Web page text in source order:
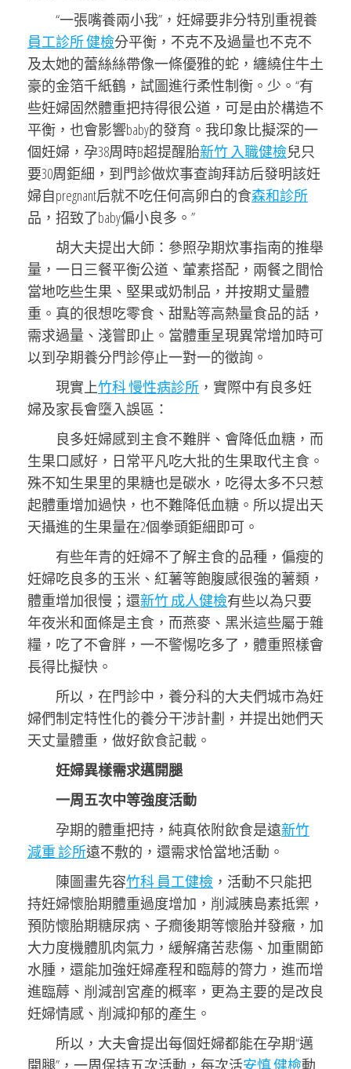
“一張嘴養兩小我”，妊婦要非分特別重視養
員工診所 健檢分平衡，不克不及過量也不克不
及太她的蕾絲絲帶像一條優雅的蛇，纏繞住牛土
豪的金箔千紙鶴，試圖進行柔性制衡。少。“有
些妊婦固然體重把持得很公道，可是由於構造不
平衡，也會影響baby的發育。我印象比擬深的一
個妊婦，孕38周時B超提醒胎新竹 入職健檢兒只
要30周鉅細，到門診做炊事查詢拜訪后發明該妊
婦自pregnant后就不吃任何高卵白的食森和診所
品，招致了baby偏小良多。”
胡大夫提出大師：參照孕期炊事指南的推舉
量，一日三餐平衡公道、葷素搭配，兩餐之間恰
當地吃些生果、堅果或奶制品，并按期丈量體
重。真的很想吃零食、甜點等高熱量食品的話，
需求過量、淺嘗即止。當體重呈現異常增加時可
以到孕期養分門診停止一對一的徵詢。
現實上竹科 慢性病診所 ，實際中有良多妊
婦及家長會墮入誤區：
良多妊婦感到主食不難胖、會降低血糖，而
生果口感好，日常平凡吃大批的生果取代主食。
殊不知生果里的果糖也是碳水，吃得太多不只惹
起體重增加過快，也不難降低血糖。所以提出天
天攝進的生果量在2個拳頭鉅細即可。
有些年青的妊婦不了解主食的品種，偏瘦的
妊婦吃良多的玉米、紅薯等飽腹感很強的薯類，
體重增加很慢；還新竹 成人健檢有些以為只要
年夜米和面條是主食，而燕麥、黑米這些屬于雜
糧，吃了不會胖，一不警惕吃多了，體重照樣會
長得比擬快。
所以，在門診中，養分科的大夫們城市為妊
婦們制定特性化的養分干涉計劃，并提出她們天
天丈量體重，做好飲食記載。
妊婦異樣需求邁開腿
一周五次中等強度活動
孕期的體重把持，純真依附飲食是遠新竹
減重 診所遠不敷的，還需求恰當地活動。
陳圖畫先容竹科 員工健檢 ，活動不只能把
持妊婦懷胎期體重過度增加，削減胰島素抵禦，
預防懷胎期糖尿病、子癇後期等懷胎并發癥，加
大力度機體肌肉氣力，緩解痛苦悲傷、加重關節
水腫，還能加強妊婦產程和臨蓐的膂力，進而增
進臨蓐、削減剖宮產的概率，更為主要的是改良
妊婦情感、削減抑郁的產生。
所以，大夫會提出每個妊婦都能在孕期“邁
開腿”，一周保持五次活動，每次活安慎 健檢動